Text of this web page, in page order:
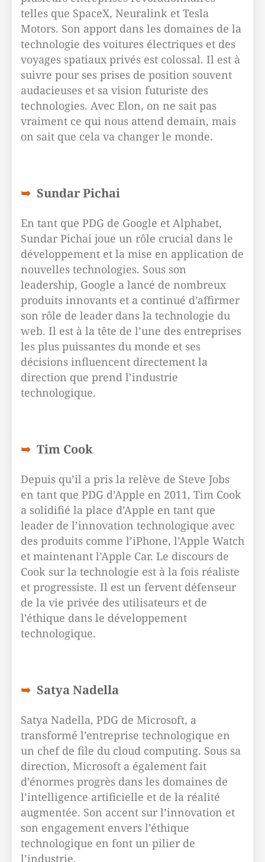
telles que SpaceX, Neuralink et Tesla
Motors. Son apport dans les domaines de la
technologie des voitures électriques et des
voyages spatiaux privés est colossal. Il est à
suivre pour ses prises de position souvent
audacieuses et sa vision futuriste des
technologies. Avec Elon, on ne sait pas
vraiment ce qui nous attend demain, mais
on sait que cela va changer le monde.
Sundar Pichai
En tant que PDG de Google et Alphabet,
Sundar Pichai joue un rôle crucial dans le
développement et la mise en application de
nouvelles technologies. Sous son
leadership, Google a lancé de nombreux
produits innovants et a continué d’affirmer
son rôle de leader dans la technologie du
web. Il est à la tête de l’une des entreprises
les plus puissantes du monde et ses
décisions influencent directement la
direction que prend l’industrie
technologique.
Tim Cook
Depuis qu’il a pris la relève de Steve Jobs
en tant que PDG d’Apple en 2011, Tim Cook
a solidifié la place d’Apple en tant que
leader de l’innovation technologique avec
des produits comme l’iPhone, l’Apple Watch
et maintenant l’Apple Car. Le discours de
Cook sur la technologie est à la fois réaliste
et progressiste. Il est un fervent défenseur
de la vie privée des utilisateurs et de
l’éthique dans le développement
technologique.
Satya Nadella
Satya Nadella, PDG de Microsoft, a
transformé l’entreprise technologique en
un chef de file du cloud computing. Sous sa
direction, Microsoft a également fait
d’énormes progrès dans les domaines de
l’intelligence artificielle et de la réalité
augmentée. Son accent sur l’innovation et
son engagement envers l’éthique
technologique en font un pilier de
l’industrie.